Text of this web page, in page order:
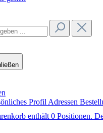
Profil Adressen
enthält 0 Positionen.